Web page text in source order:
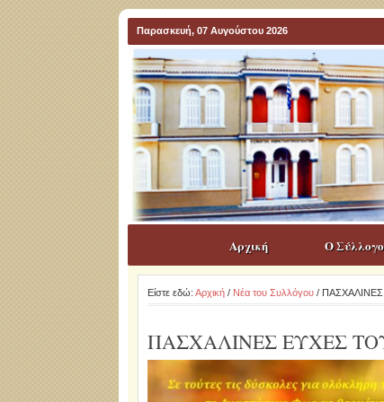
Παρασκευή, 07 Αυγούστου 2026
Αρχική Ο
Είστε εδώ: Αρχική/ Νέα του Συλλόγου/
ΠΑΣΧΑΛΙΝΕΣ ΕΥΧΕΣ